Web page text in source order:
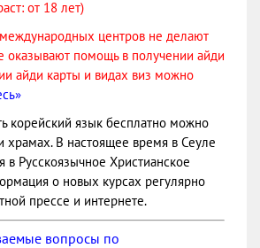
от 18 лет)
центров не делают
оказывают помощь в получении айди
айди карты и видах виз можно
корейский язык бесплатно можно
храмах. В настоящее время в Сеуле
в Русскоязычное Христианское
о новых курсах регулярно
прессе и интернете.
вопросы по